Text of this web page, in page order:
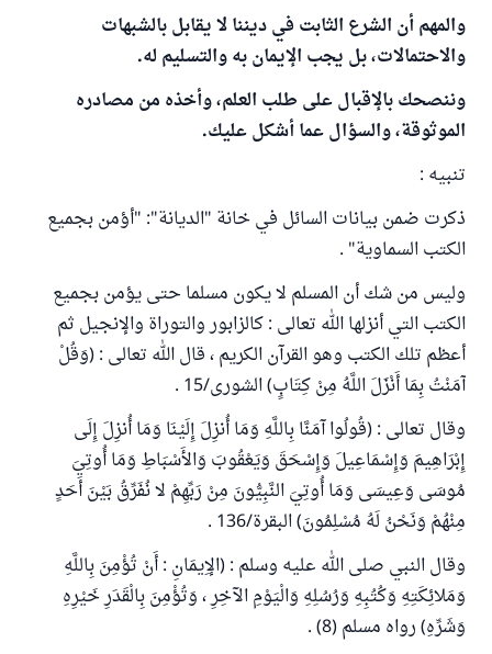
والمهم أن الشرع الثابت في ديننا لا يقابل بالشبهات
والاحتمالات، بل يجب الإيمان به والتسليم له.
وننصحك بالإقبال على طلب العلم، وأخذه من مصادره
الموثوقة، والسؤال عما أشكل عليك.
تنبيه :
ذكرت ضمن بيانات السائل في خانة "الديانة": "أؤمن بجميع
الكتب السماوية" .
وليس من شك أن المسلم لا يكون مسلما حتى يؤمن بجميع
الكتب التي أنزلها الله تعالى : كالزابور والتوراة والإنجيل ثم
أعظم تلك الكتب وهو القرآن الكريم ، قال الله تعالى : (وَقُلْ
آمَنْتُ بِمَا أَنْزَلَ اللَّهُ مِنْ كِتَابٍ) الشورى/15 .
وقال تعالى : (قُولُوا آمَنَّا بِاللَّهِ وَمَا أُنزِلَ إِلَيْنَا وَمَا أُنزِلَ إِلَى
إِبْرَاهِيمَ وَإِسْمَاعِيلَ وَإِسْحَقَ وَيَعْقُوبَ وَالأَسْبَاطِ وَمَا أُوتِيَ
مُوسَى وَعِيسَى وَمَا أُوتِيَ النَّبِيُّونَ مِنْ رَبِّهِمْ لا نُفَرِّقُ بَيْنَ أَحَدٍ
مِنْهُمْ وَنَحْنُ لَهُ مُسْلِمُونَ) البقرة/136 .
وقال النبي صلى الله عليه وسلم : (الإِيمَانِ : أَنْ تُؤْمِنَ بِاللَّهِ
وَمَلائِكَتِهِ وَكُتُبِهِ وَرُسُلِهِ وَالْيَوْمِ الآخِرِ ، وَتُؤْمِنَ بِالْقَدَرِ خَيْرِهِ
وَشَرِّهِ) رواه مسلم (8) .